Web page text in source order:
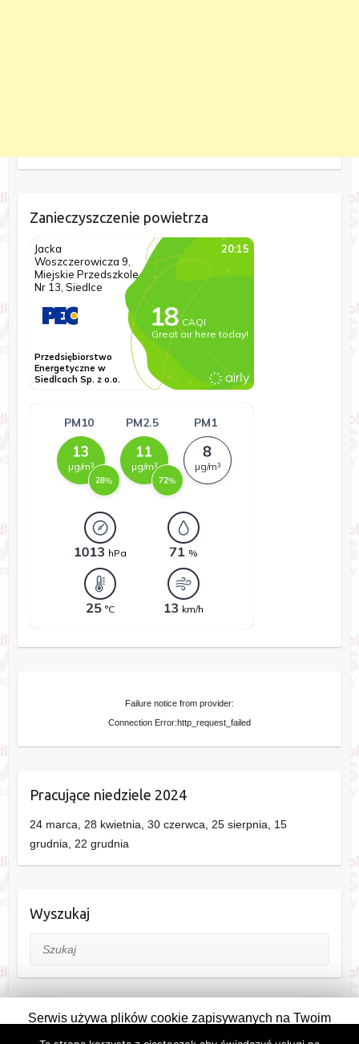
Zanieczyszczenie powietrza
Failure notice from provider:
Connection Error:http_request_failed
Pracujące niedziele 2024
24 marca, 28 kwietnia, 30 czerwca, 25 sierpnia, 15
grudnia, 22 grudnia
Wyszukaj
Szukaj
Serwis używa plików cookie zapisywanych na Twoim
komputerze. Pozostając na stronie wyrażasz na to zgodę.